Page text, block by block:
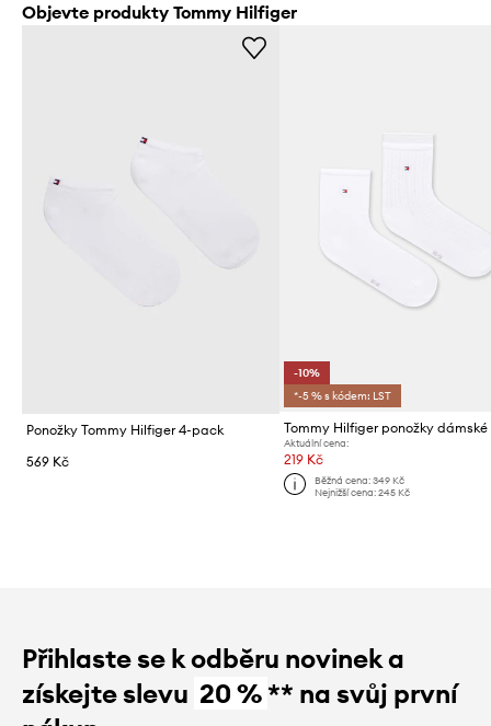
Objevte produkty Tommy Hilfiger
Ponožky Tommy Hilfiger 4-pack
569 Kč
-10%
*-5 % s kódem: LST
Aktuální cena:
219 Kč
Běžná cena: 349 Kč
Nejnižší cena: 245 Kč
Přihlaste se k odběru novinek a
získejte slevu 20 %** na svůj první